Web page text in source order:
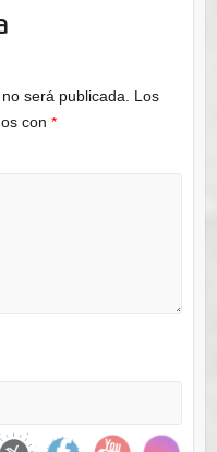
será publicada.
Los
con *